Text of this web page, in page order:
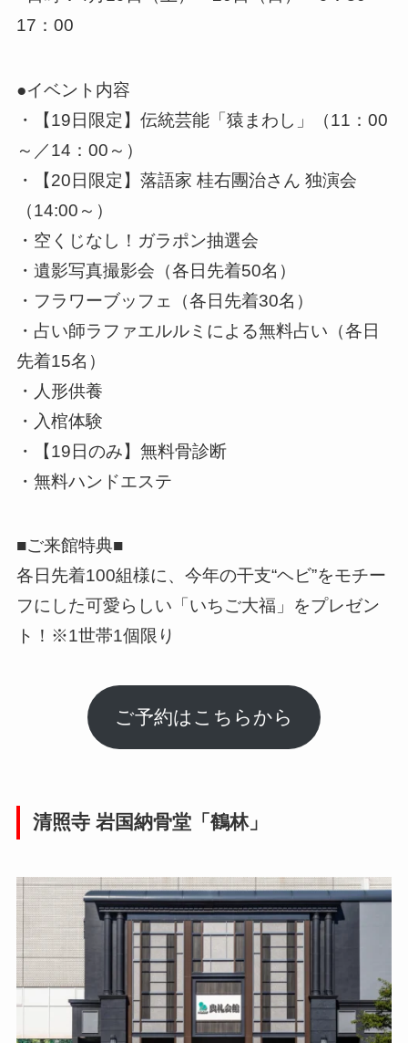
17：00
●イベント内容
・【19日限定】伝統芸能「猿まわし」（11：00
～／14：00～）
・【20日限定】落語家 桂右團治さん 独演会
（14:00～）
・空くじなし！ガラポン抽選会
・遺影写真撮影会（各日先着50名）
・フラワーブッフェ（各日先着30名）
・占い師ラファエルルミによる無料占い（各日
先着15名）
・人形供養
・入棺体験
・【19日のみ】無料骨診断
・無料ハンドエステ
■ご来館特典■
各日先着100組様に、今年の干支“ヘビ”をモチー
フにした可愛らしい「いちご大福」をプレゼン
ト！※1世帯1個限り
ご予約はこちらから
清照寺 岩国納骨堂「鶴林」